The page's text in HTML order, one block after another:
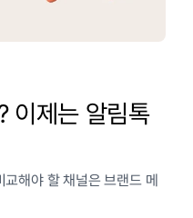
이제는 알림톡
해야 할 채널은 브랜드 메